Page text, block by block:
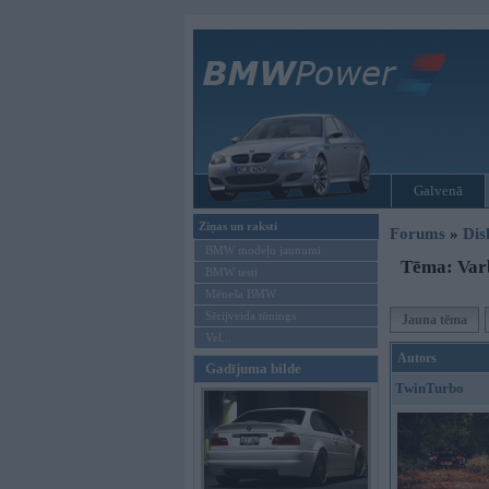
Galvenā
Ziņas un raksti
BMW modeļu jaunumi
BMW testi
Mēneša BMW
Sērijveida tūnings
Vel...
Gadījuma bilde
Forums »
Tēma:
Jauna tēma
Autors
TwinTurbo